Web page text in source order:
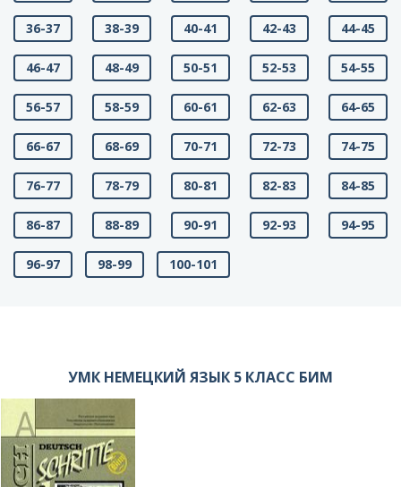
36-37 38-39 40-41 42-43 44-45
46-47 48-49 50-51 52-53 54-55
56-57 58-59 60-61 62-63 64-65
66-67 68-69 70-71 72-73 74-75
76-77 78-79 80-81 82-83 84-85
86-87 88-89 90-91 92-93 94-95
96-97 98-99 100-101
УМК НЕМЕЦКИЙ ЯЗЫК 5 КЛАСС БИМ